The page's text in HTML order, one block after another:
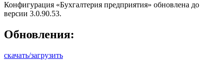
Конфигурация «Бухгалтерия предприятия» обновлена до
версии 3.0.90.53.
Обновления:
скачать/загрузить